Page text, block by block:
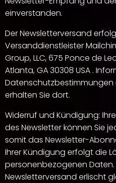
einverstanden.
Der Newsletterversand
Versanddienstleister
Group, LLC, 675 Ponce de
Atlanta, GA 30308 USA .
Datenschutzbestimmungen
erhalten Sie dort.
Widerruf und Kündigung:
des Newsletter können Sie
somit das Newsletter-
Ihrer Kündigung erfolgt die
personenbezogenen Daten.
Newsletterversand erlischt